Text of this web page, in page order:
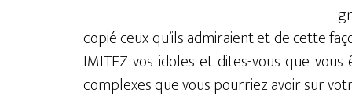
copié ceux qu’ils admiraient et de cette
IMITEZ vos idoles et dites-vous que
complexes que vous pourriez avoir sur